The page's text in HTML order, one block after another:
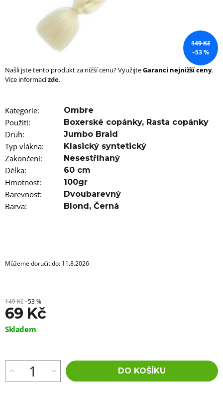
149 Kč
–53 %
Našli jste tento produkt za nižší cenu? VyužijteGaranci nejnižší ceny.
Více informacízde.
Kategorie: Ombre
Použití: Boxerské copánky, Rasta copánky
Druh: Jumbo Braid
Typ vlákna: Klasický syntetický
Zakončení: Nesestříhaný
Délka: 60 cm
Hmotnost: 100gr
Barevnost: Dvoubarevný
Barva: Blond, Černá
Můžeme doručit do: 11.8.2026
149 Kč–53 %
69 Kč
Měrná
Skladem
DO KOŠÍKU
u
č
e
m
e
100%
EZ
KANEKALON
FR2PINK
89
Kč
Původně: